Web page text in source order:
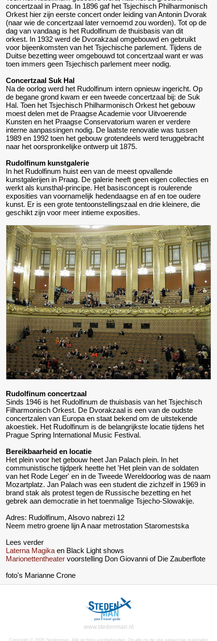
concertzaal in Praag. In 1896 gaf het Tsjechisch Philharmonisch
Orkest hier zijn eerste concert onder leiding van Antonin Dvorak
(naar wie de concertzaal later vernoemd zou worden). Tot op de
dag van vandaag is het Rudolfinum de thuisbasis van dit
orkest. In 1932 werd de Dvorakzaal omgebouwd en gebruikt
voor bijeenkomsten van het Tsjechische parlement. Tijdens de
Duitse bezetting weer omgebouwd tot concertzaal want er was
toen immers geen Tsjechisch parlement meer nodig.
Concertzaal Suk Hal
Na de oorlog werd het Rudolfinum intern opnieuw ingericht. Op
de begane grond kwam er een tweede concertzaal bij: de Suk
Hal. Toen het Tsjechisch Philharmonisch Orkest het gebouw
moest delen met de Praagse Academie voor Uitvoerende
Kunsten en het Praagse Conservatorium waren er verdere
interne aanpassingen nodig. De laatste renovatie was tussen
1989 en 1992 toen het gebouw grotendeels werd teruggebracht
naar het oorspronkelijke ontwerp uit 1875.
Rudolfinum kunstgalerie
In het Rudolfinum huist een van de meest opvallende
kunstgalerijen in Praag. De galerie heeft geen eigen collecties en
werkt als kunsthal-principe. Het basisconcept is roulerende
exposities van voornamelijk hedendaagse en af en toe oudere
kunst. Er is een grote tentoonstellingszaal en drie kleinere, die
geschikt zijn voor meer intieme exposities.
Rudolfinum concertzaal
Sinds 1946 is het Rudolfinum de thuisbasis van het Tsjechisch
Filharmonisch Orkest. De Dvorakzaal is een van de oudste
concertzalen van Europa en staat bekend om de uitstekende
akoestiek. Het Rudolfinum is de belangrijkste locatie tijdens het
Prague Spring International Music Festival.
Bereikbaarheid en locatie
Het plein voor het gebouw heet Jan Palach plein. In het
communistische tijdperk heette het 'Het plein van de soldaten
van het Rode Leger' en in de Tweede Wereldoorlog was de naam
Mozartplatz. Jan Palach was een student die zichzelf in 1969 in
brand stak als protest tegen de Russische bezetting en het
gebrek aan democratie in het toenmalige Tsjecho-Slowakije.
Adres: Rudolfinum, Alsovo nabrezi 12
Neem metro groene lijn A naar metrostation Staromestska
Lees verder
Laterna Magika en Black Light shows
Marionettentheater voorstelling Don Giovanni of Die Zauberflote
foto's Marianne Crone
www.stedenman.nl